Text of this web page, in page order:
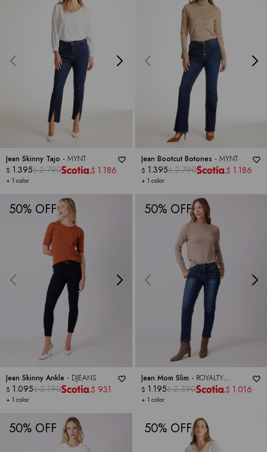
Jean Skinny Tajo - MYNT
+ 1 color
$ 1.395$ 2.790 $ 1.186
Jean Bootcut Botones - MYNT
+ 1 color
$ 1.395$ 2.790 $ 1.186
50
Jean Skinny Ankle - DJEANS
+ 1 color
$ 1.095$ 2.190 $ 931
50
Jean Mom Slim - ROYALTY
COLLECTION
+ 1 color
$ 1.195$ 2.390 $ 1.016
50 50